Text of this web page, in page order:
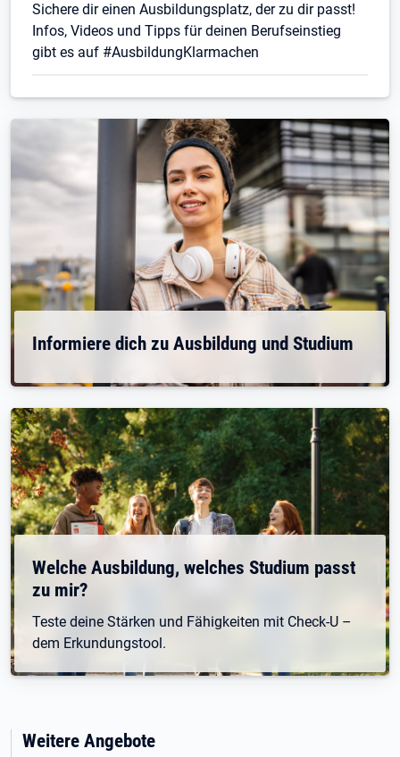
Sichere dir einen Ausbildungsplatz, der zu dir passt!
Infos, Videos und Tipps für deinen Berufseinstieg
gibt es auf #AusbildungKlarmachen
Informiere dich zu Ausbildung und Studium
Welche Ausbildung, welches Studium passt
zu mir?
Teste deine Stärken und Fähigkeiten mit Check-U –
dem Erkundungstool.
Weitere Angebote